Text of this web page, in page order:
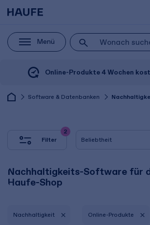
Menü
Online-Produkte 4 Wochen
Software & Datenbanken
Filter
2
Nachhaltigkeits-Software für
Haufe-Shop
Nachhaltigkeit Online-Produkte